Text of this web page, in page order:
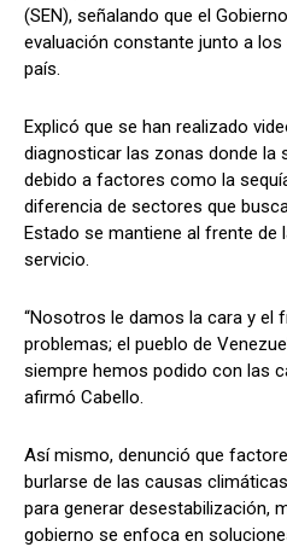
(SEN), señalando que el
evaluación constante junto a
país.
Explicó que se han realizado
diagnosticar las zonas donde la
debido a factores como la
diferencia de sectores que
Estado se mantiene al frente de
servicio.
“Nosotros le damos la cara y el
problemas; el pueblo de
siempre hemos podido con las
afirmó Cabello.
Así mismo, denunció que
burlarse de las causas
para generar desestabilización,
gobierno se enfoca en